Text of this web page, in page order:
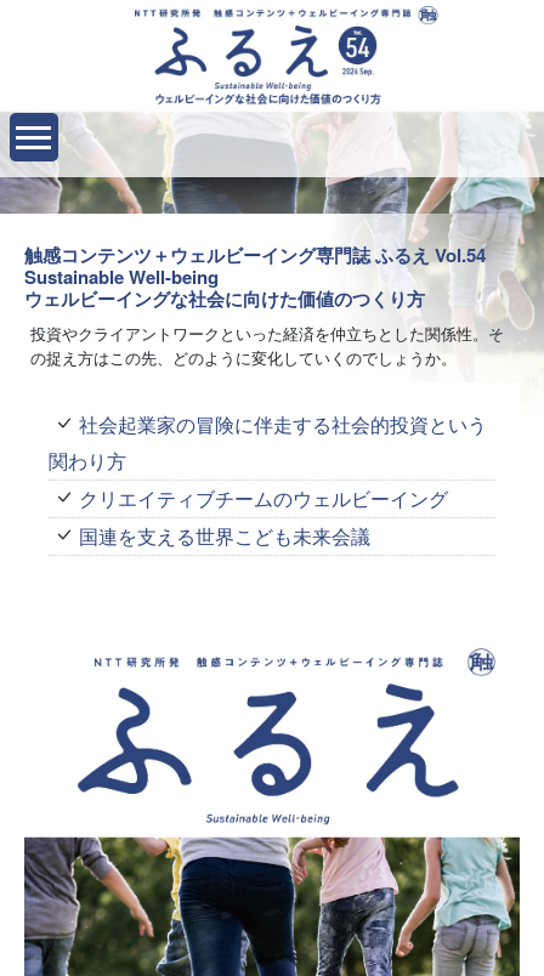
触感コンテンツ＋ウェルビーイング専門誌 ふるえ Vol.54
Sustainable Well-being
ウェルビーイングな社会に向けた価値のつくり方
投資やクライアントワークといった経済を仲立ちとした関係性。そ
の捉え方はこの先、どのように変化していくのでしょうか。
社会起業家の冒険に伴走する社会的投資という
関わり方
クリエイティブチームのウェルビーイング
国連を支える世界こども未来会議